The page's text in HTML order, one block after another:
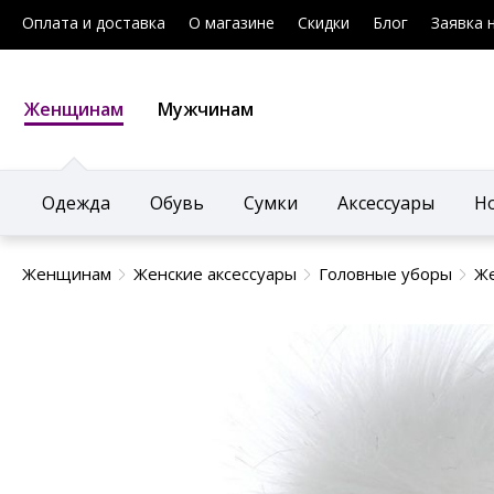
Оплата и доставка О магазине Скидки Блог Заявка
Женщинам
Одежда Обувь Сумки Аксессуары
Мужчинам
Женщинам Женские аксессуары Головные уборы